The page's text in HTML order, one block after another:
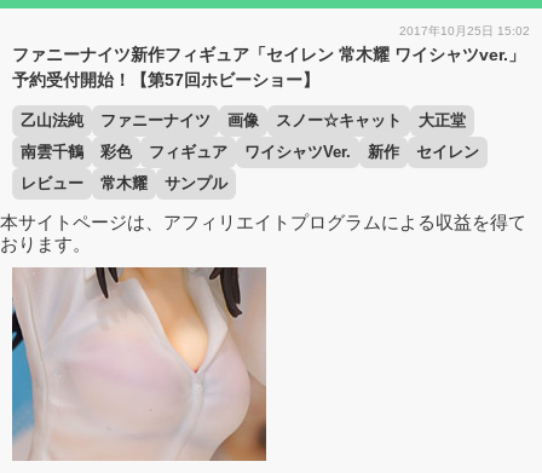
2017年10月25日 15:02
ファニーナイツ新作フィギュア「セイレン 常木耀 ワイシャツver.」
予約受付開始！【第57回ホビーショー】
乙山法純 ファニーナイツ 画像 スノー☆キャット
大正堂
南雲千鶴
彩色 フィギュア ワイシャツVer. 新作
セイレン
レビュー
常木耀 サンプル
本サイトページは、アフィリエイトプログラムによる収益を得て
おります。